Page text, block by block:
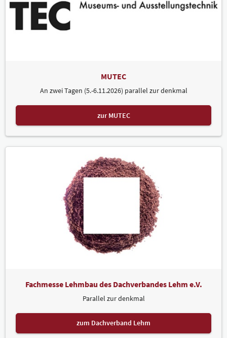
MUTEC
An zwei Tagen (5.-6.11.2026) parallel zur denkmal
zur MUTEC
Fachmesse Lehmbau des Dachverbandes Lehm e.V.
Parallel zur denkmal
zum Dachverband Lehm